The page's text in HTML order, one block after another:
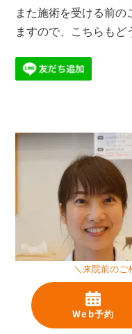
また施術を受ける前の
ますので、こちらもど
＼来院前のご
Web予約